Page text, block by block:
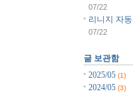
07/22
리니지 자동
07/22
글 보관함
2025/05 (1)
2024/05 (3)